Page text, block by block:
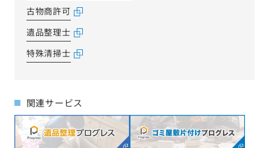
古物商許可
遺品整理士
特殊清掃士
関連サービス